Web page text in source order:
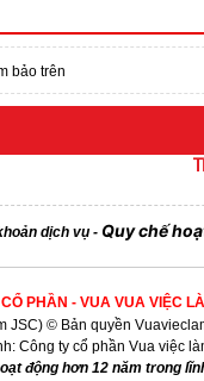
bảo trên
dịch vụ - Quy chế
PHẦN - VUA VUA VIỆC
© Bản quyền
Công ty cổ phần Vua việc
động hơn 12 năm trong